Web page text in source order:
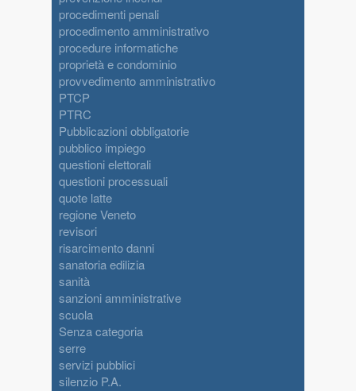
procedimenti penali
procedimento amministrativo
procedure informatiche
proprietà e condominio
provvedimento amministrativo
PTCP
PTRC
Pubblicazioni obbligatorie
pubblico impiego
questioni elettorali
questioni processuali
quote latte
regione Veneto
revisori
risarcimento danni
sanatoria edilizia
sanità
sanzioni amministrative
scuola
Senza categoria
serre
servizi pubblici
silenzio P.A.